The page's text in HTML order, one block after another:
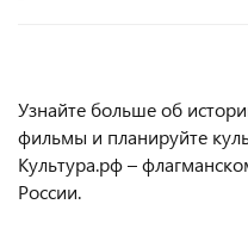
Узнайте больше об
фильмы и планируйте
Культура.рф –
России.